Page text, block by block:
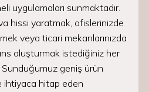
uygulamaları sunmaktadır.
hissi yaratmak, ofislerinizde
veya ticari mekanlarınızda
oluşturmak istediğiniz her
Sunduğumuz geniş ürün
ihtiyaca hitap eden